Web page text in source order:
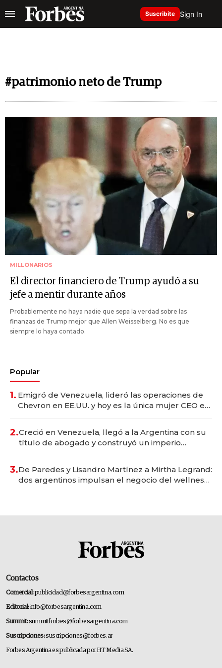
Suscribite Sign In
#patrimonio neto de Trump
MILLONARIOS
El director financiero de Trump ayudó a su
jefe a mentir durante años
Probablemente no haya nadie que sepa la verdad sobre las
finanzas de Trump mejor que Allen Weisselberg. No es que
siempre lo haya contado.
Popular
1. Emigró de Venezuela, lideró las operaciones de
Chevron en EE.UU. y hoy es la única mujer CEO en
2.Creció en Venezuela, llegó a la Argentina con su
título de abogado y construyó un imperio
3.De Paredes y Lisandro Martínez a Mirtha Legrand:
dos argentinos impulsan el negocio del wellness
Contactos
Comercial:publicidad@forbesargentina.com
Editorial:info@forbesargentina.com
Summit:summitforbes@forbesargentina.com
Suscripciones:suscripciones@forbes.ar
Forbes Argentina es publicada por HT Media SA.